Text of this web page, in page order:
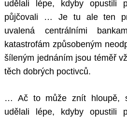
udělali lépe, kdyby opustili
půjčovali … Je tu ale ten
uvalená centrálními
katastrofám způsobeným
šíleným jednáním jsou téměř
těch dobrých poctivců.
… Ač to může znít hloupě,
udělali lépe, kdyby opustili